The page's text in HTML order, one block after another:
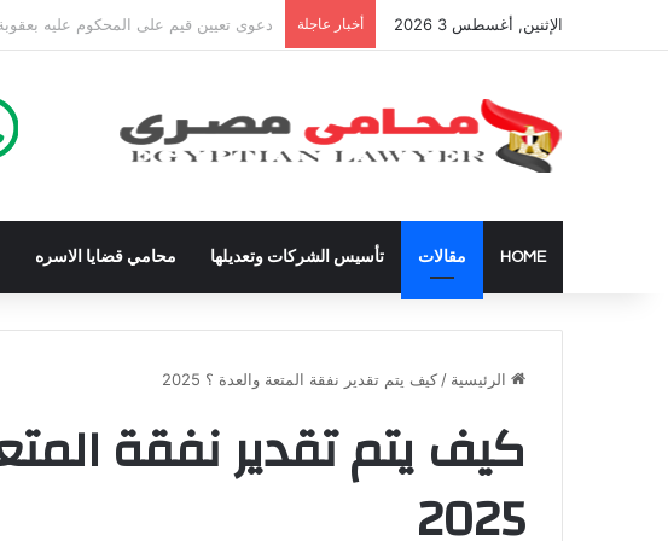
الإثنين, أغسطس 3 2026 أخبار عاجلة شراء العقارات داخل الكومباوندات تحت
HOME مقالات تأسيس الشركات وتعديلها محامي قضايا الاسره
الرئيسية / كيف يتم تقدير نفقة المتعة والعدة ؟ 2025
كيف يتم تقدير نفقة
2025